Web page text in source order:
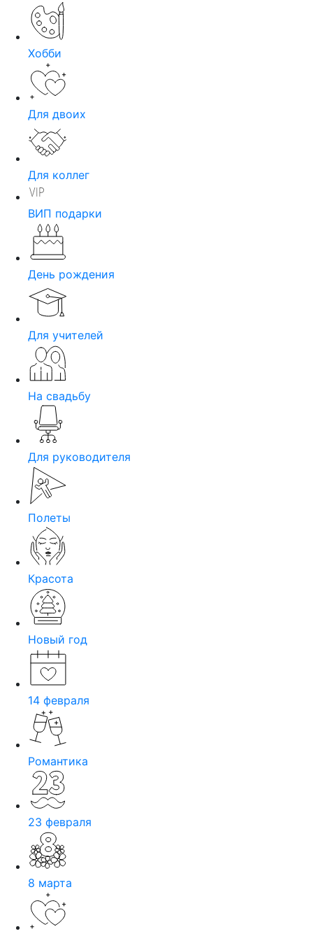
Хобби
Для двоих
Для коллег
ВИП подарки
День рождения
Для учителей
На свадьбу
Для руководителя
Полеты
Красота
Новый год
14 февраля
Романтика
23 февраля
8 марта